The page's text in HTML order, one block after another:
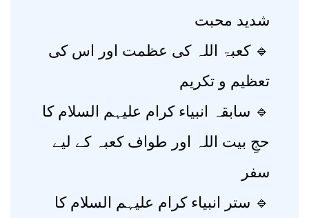
شدید محبت
🔹 کعبۃ اللہ کی عظمت اور اس کی
تعظیم و تکریم
🔹 سابقہ انبیاء کرام علیہم السلام کا
حجِ بیت اللہ اور طواف کعبہ کے لیے
سفر
🔹 ستر انبیاء کرام علیہم السلام کا